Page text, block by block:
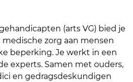
(arts VG) bied je
medische zorg aan mensen
beperking. Je werkt in een
experts. Samen met ouders,
en gedragsdeskundigen